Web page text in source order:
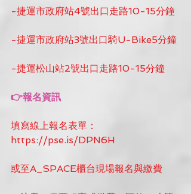
-捷運市政府站4號出口走路10-15分鐘
-捷運市政府站3號出口騎U-Bike5分鐘
-捷運松山站2號出口走路10-15分鐘
👉報名資訊
填寫線上報名表單：
https://pse.is/DPN6H
或至A_SPACE櫃台現場報名與繳費